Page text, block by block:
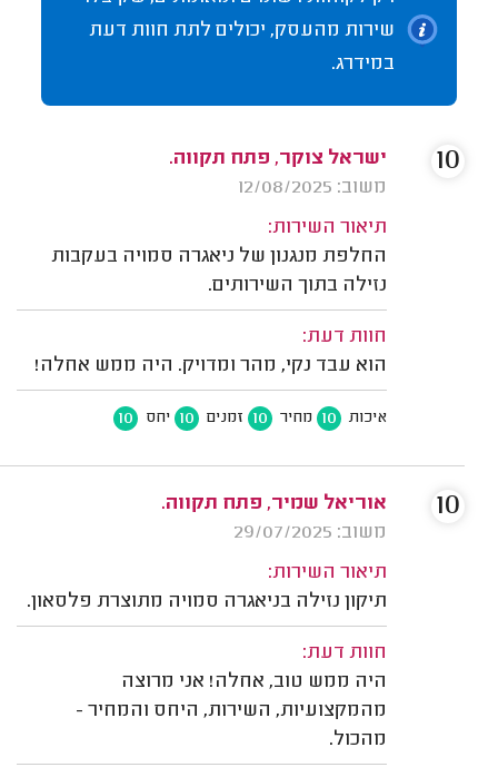
שירות מהעסק, יכולים לתת חוות דעת
במידרג.
ישראל צוקר, פתח תקווה.
משוב: 12/08/2025
תיאור השירות:
החלפת מנגנון של ניאגרה סמויה בעקבות
נזילה בתוך השירותים.
חוות דעת:
הוא עבד נקי, מהר ומדויק. היה ממש אחלה!
איכות 10 מחיר 10 זמנים 10 יחס 10
10
אוריאל שמיר, פתח תקווה.
משוב: 29/07/2025
תיאור השירות:
תיקון נזילה בניאגרה סמויה מתוצרת פלסאון.
חוות דעת:
היה ממש טוב, אחלה! אני מרוצה
מהמקצועיות, השירות, היחס והמחיר -
מהכול.
10